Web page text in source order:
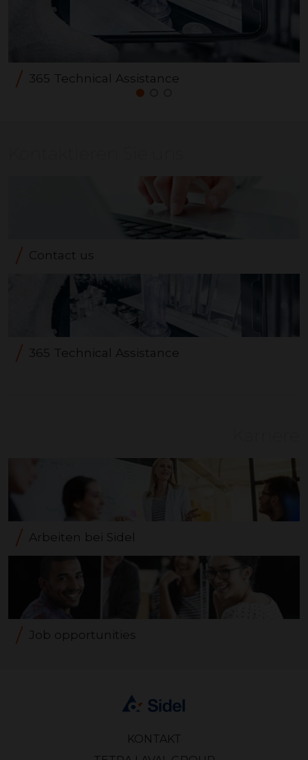
365 Technical Assistance
Contact us
365 Technical Assistance
Arbeiten bei Sidel
Job opportunities
KONTAKT